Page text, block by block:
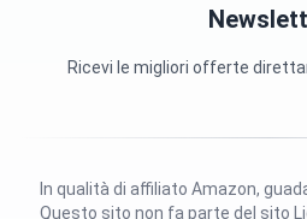
Ricevi le migliori offerte
Questo sito non fa parte del sito
In qualità di affiliato Amazon,